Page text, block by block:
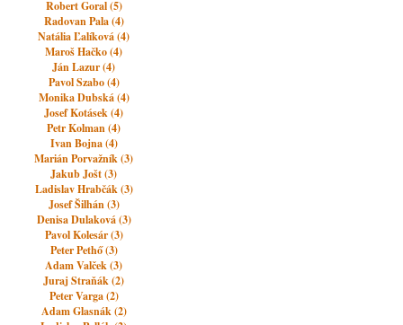
Robert Goral (5)
Radovan Pala (4)
Natália Ľalíková (4)
Maroš Hačko (4)
Ján Lazur (4)
Pavol Szabo (4)
Monika Dubská (4)
Josef Kotásek (4)
Petr Kolman (4)
Ivan Bojna (4)
Marián Porvažník (3)
Jakub Jošt (3)
Ladislav Hrabčák (3)
Josef Šilhán (3)
Denisa Dulaková (3)
Pavol Kolesár (3)
Peter Pethő (3)
Adam Valček (3)
Juraj Straňák (2)
Peter Varga (2)
Adam Glasnák (2)